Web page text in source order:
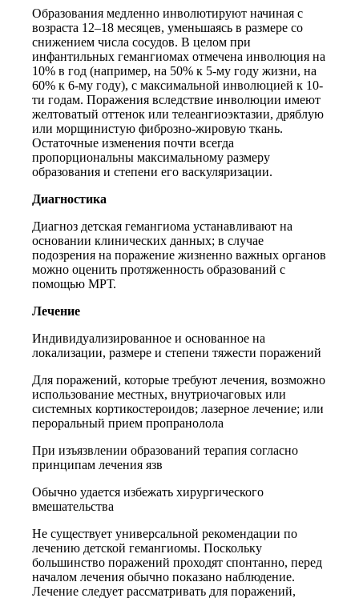
Образования медленно инволютируют начиная с
возраста 12–18 месяцев, уменьшаясь в размере со
снижением числа сосудов. В целом при
инфантильных гемангиомах отмечена инволюция на
10% в год (например, на 50% к 5-му году жизни, на
60% к 6-му году), с максимальной инволюцией к 10-
ти годам. Поражения вследствие инволюции имеют
желтоватый оттенок или телеангиоэктазии, дряблую
или морщинистую фиброзно-жировую ткань.
Остаточные изменения почти всегда
пропорциональны максимальному размеру
образования и степени его васкуляризации.
Диагностика
Диагноз детская гемангиома устанавливают на
основании клинических данных; в случае
подозрения на поражение жизненно важных органов
можно оценить протяженность образований с
помощью МРТ.
Лечение
Индивидуализированное и основанное на
локализации, размере и степени тяжести поражений
Для поражений, которые требуют лечения, возможно
использование местных, внутриочаговых или
системных кортикостероидов; лазерное лечение; или
пероральный прием пропранолола
При изъязвлении образований терапия согласно
принципам лечения язв
Обычно удается избежать хирургического
вмешательства
Не существует универсальной рекомендации по
лечению детской гемангиомы. Поскольку
большинство поражений проходят спонтанно, перед
началом лечения обычно показано наблюдение.
Лечение следует рассматривать для поражений,